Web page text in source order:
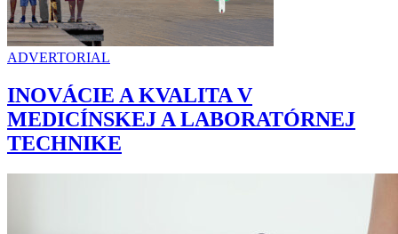
ADVERTORIAL
INOVÁCIE A KVALITA V
MEDICÍNSKEJ A LABORATÓRNEJ
TECHNIKE